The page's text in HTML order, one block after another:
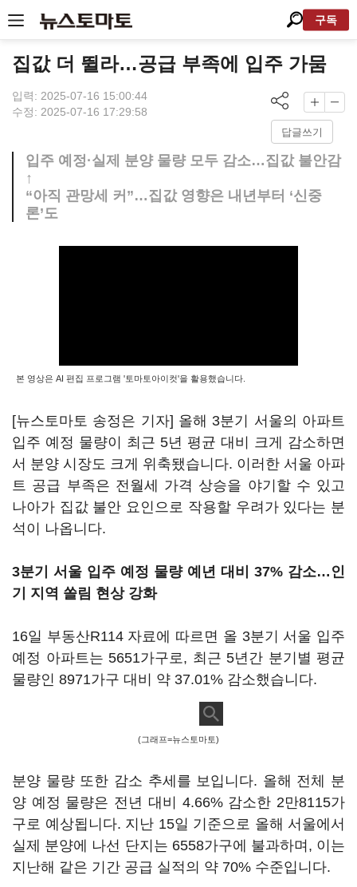
구독
집값 더 뛸라…공급 부족에 입주 가뭄
입력: 2025-07-16 15:00:44
수정: 2025-07-16 17:29:58
답글쓰기
입주 예정·실제 분양 물량 모두 감소…집값 불안감
↑
“아직 관망세 커”…집값 영향은 내년부터 ‘신중
론’도
본 영상은 AI 편집 프로그램 '토마토아이컷'을 활용했습니다.
[뉴스토마토 송정은 기자] 올해 3분기 서울의 아파트
입주 예정 물량이 최근 5년 평균 대비 크게 감소하면
서 분양 시장도 크게 위축됐습니다. 이러한 서울 아파
트 공급 부족은 전월세 가격 상승을 야기할 수 있고
나아가 집값 불안 요인으로 작용할 우려가 있다는 분
석이 나옵니다.
3분기 서울 입주 예정 물량 예년 대비 37% 감소…인
기 지역 쏠림 현상 강화
16일 부동산R114 자료에 따르면 올 3분기 서울 입주
예정 아파트는 5651가구로, 최근 5년간 분기별 평균
물량인 8971가구 대비 약 37.01% 감소했습니다.
(그래프=뉴스토마토)
분양 물량 또한 감소 추세를 보입니다. 올해 전체 분
양 예정 물량은 전년 대비 4.66% 감소한 2만8115가
구로 예상됩니다. 지난 15일 기준으로 올해 서울에서
실제 분양에 나선 단지는 6558가구에 불과하며, 이는
지난해 같은 기간 공급 실적의 약 70% 수준입니다.